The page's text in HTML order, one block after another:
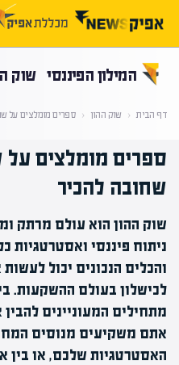
המילון הפיננסי שוק
דף הבית ‹ שוק ההון ‹ ספרים מומלצים על שוק ההון – 6
שחובה להכיר
שוק ההון הוא עולם מרתק
ניתוח פיננסי ואסטרטגיות
והכלים הנכונים יכול
לכישלון בעולם ההשקעות.
מתחילים המעוניינים
אתם משקיעים מנוסים
האסטרטגיות שלכם, או